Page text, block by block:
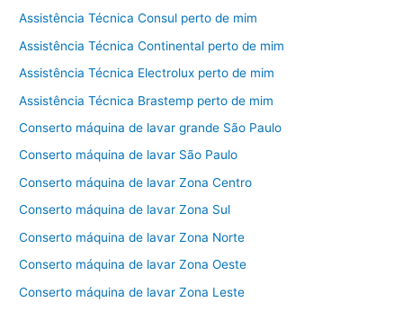
Assistência Técnica Consul perto de mim
Assistência Técnica Continental perto de mim
Assistência Técnica Electrolux perto de mim
Assistência Técnica Brastemp perto de mim
Conserto máquina de lavar grande São Paulo
Conserto máquina de lavar São Paulo
Conserto máquina de lavar Zona Centro
Conserto máquina de lavar Zona Sul
Conserto máquina de lavar Zona Norte
Conserto máquina de lavar Zona Oeste
Conserto máquina de lavar Zona Leste